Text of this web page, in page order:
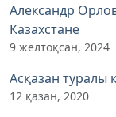
Александр
Казахстане
9 желтоқсан, 2024
Асқазан туралы
12 қазан, 2020